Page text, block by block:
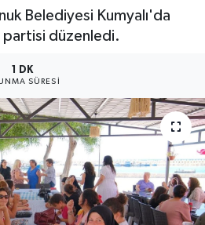
Belediyesi Kumyalı'da
partisi düzenledi.
1 DK
SÜRESI